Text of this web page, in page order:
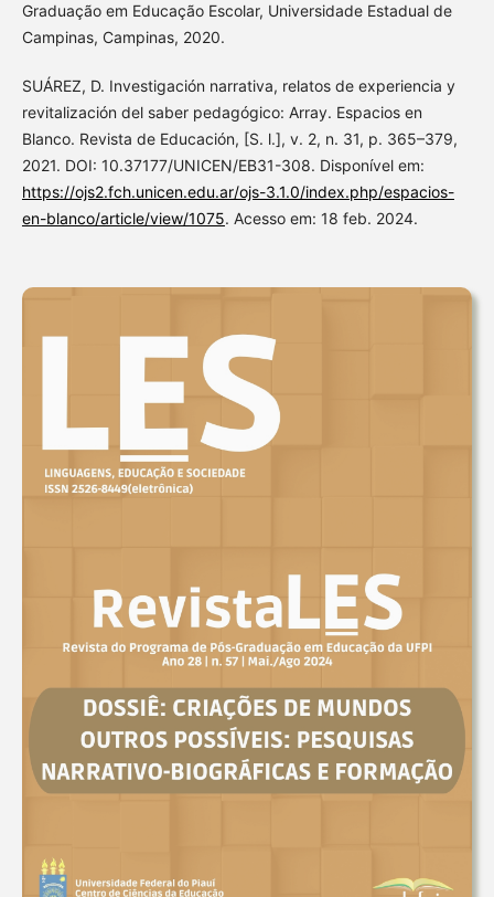
Graduação em Educação Escolar, Universidade Estadual de
Campinas, Campinas, 2020.
SUÁREZ, D. Investigación narrativa, relatos de experiencia y
revitalización del saber pedagógico: Array. Espacios en
Blanco. Revista de Educación, [S. l.], v. 2, n. 31, p. 365–379,
2021. DOI: 10.37177/UNICEN/EB31-308. Disponível em:
https://ojs2.fch.unicen.edu.ar/ojs-3.1.0/index.php/espacios-
en-blanco/article/view/1075. Acesso em: 18 feb. 2024.